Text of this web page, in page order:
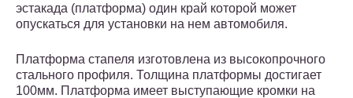
эстакада (платформа) один край которой может
опускаться для установки на нем автомобиля.
Платформа стапеля изготовлена из высокопрочного
стального профиля. Толщина платформы достигает
100мм. Платформа имеет выступающие кромки на